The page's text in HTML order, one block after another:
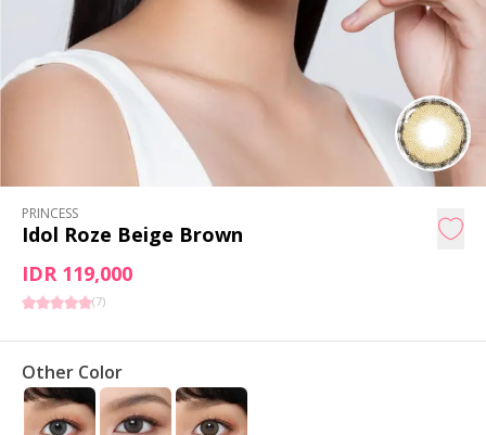
PRINCESS
Idol Roze Beige Brown
(7)
IDR 119,000
Other Color